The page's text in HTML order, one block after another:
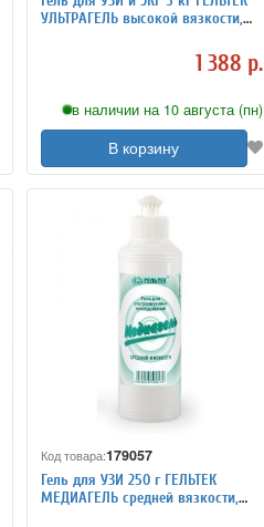
УЛЬТРАГЕЛЬ высокой вязкости,
1 388 р.
в наличии на 10 августа (пн)
В корзину
Код товара:179057
Гель для УЗИ 250 г ГЕЛЬТЕК
МЕДИАГЕЛЬ средней вязкости,